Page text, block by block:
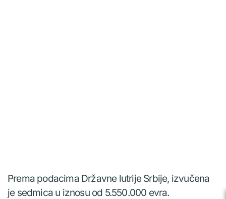
Prema podacima Državne lutrije Srbije, izvučena
je sedmica u iznosu od 5.550.000 evra.